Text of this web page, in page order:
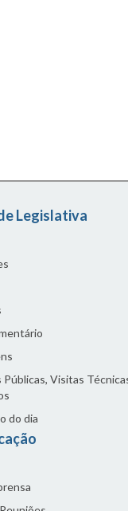
Legislativa
Públicas, Visitas
do dia